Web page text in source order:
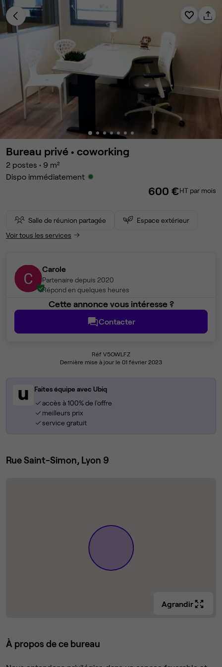
Bureau privé • coworking
2 postes • 9 m²
Dispo immédiatement
600 €HT par mois
Salle de réunion partagée
Espace extérieur
Voir tous les services
Carole
Partenaire depuis 2020
Répond en quelques heures
Cette annonce vous intéresse ?
Contacter
Réf V5OWLFZ
Dernière mise à jour le 01 février 2023
Faites équipe avec Ubiq
accès à 100% de l'offre
meilleurs prix
service gratuit
Rue Saint-Simon, Lyon 9
Agrandir
À propos de ce bureau